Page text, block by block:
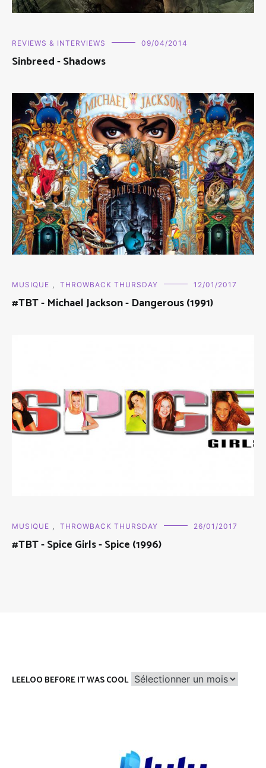
REVIEWS & INTERVIEWS 09/04/2014
Sinbreed - Shadows
MUSIQUE , THROWBACK THURSDAY 12/01/2017
#TBT - Michael Jackson - Dangerous (1991)
MUSIQUE , THROWBACK THURSDAY 26/01/2017
#TBT - Spice Girls - Spice (1996)
LEELOO BEFORE IT WAS COOL Leeloo